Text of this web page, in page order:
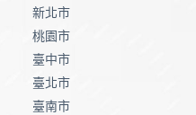
新北市
桃園市
臺中市
臺北市
臺南市